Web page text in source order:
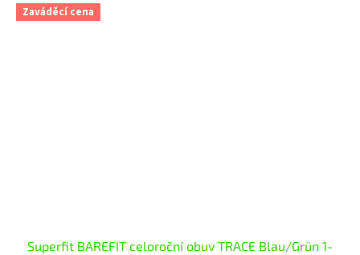
Zaváděcí cena
Superfit BAREFIT celoroční obuv TRACE Blau/Grün 1-